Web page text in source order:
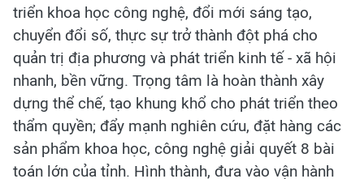
triển khoa học công nghệ, đổi mới sáng tạo,
chuyển đổi số, thực sự trở thành đột phá cho
quản trị địa phương và phát triển kinh tế - xã hội
nhanh, bền vững. Trọng tâm là hoàn thành xây
dựng thể chế, tạo khung khổ cho phát triển theo
thẩm quyền; đẩy mạnh nghiên cứu, đặt hàng các
sản phẩm khoa học, công nghệ giải quyết 8 bài
toán lớn của tỉnh. Hình thành, đưa vào vận hành